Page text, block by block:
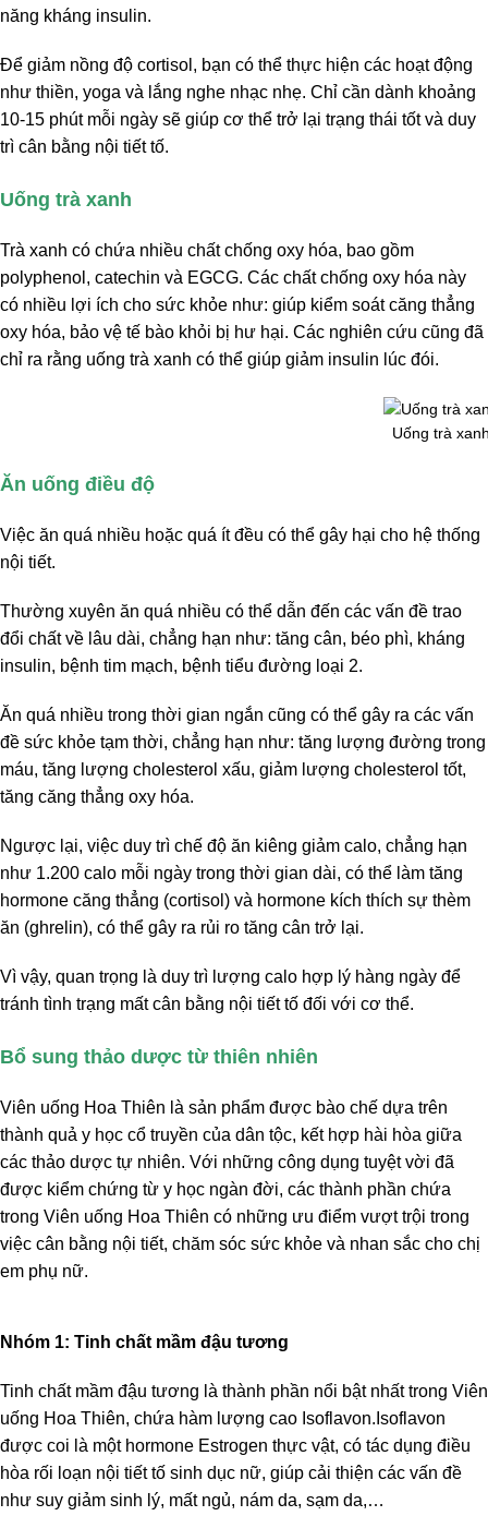
năng kháng insulin.
Để giảm nồng độ cortisol, bạn có thể thực hiện các hoạt động
như thiền, yoga và lắng nghe nhạc nhẹ. Chỉ cần dành khoảng
10-15 phút mỗi ngày sẽ giúp cơ thể trở lại trạng thái tốt và duy
trì cân bằng nội tiết tố.
Uống trà xanh
Trà xanh có chứa nhiều chất chống oxy hóa, bao gồm
polyphenol, catechin và EGCG. Các chất chống oxy hóa này
có nhiều lợi ích cho sức khỏe như: giúp kiểm soát căng thẳng
oxy hóa, bảo vệ tế bào khỏi bị hư hại. Các nghiên cứu cũng đã
chỉ ra rằng uống trà xanh có thể giúp giảm insulin lúc đói.
Uống trà
Ăn uống điều độ
Việc ăn quá nhiều hoặc quá ít đều có thể gây hại cho hệ thống
nội tiết.
Thường xuyên ăn quá nhiều có thể dẫn đến các vấn đề trao
đổi chất về lâu dài, chẳng hạn như: tăng cân, béo phì, kháng
insulin, bệnh tim mạch, bệnh tiểu đường loại 2.
Ăn quá nhiều trong thời gian ngắn cũng có thể gây ra các vấn
đề sức khỏe tạm thời, chẳng hạn như: tăng lượng đường trong
máu, tăng lượng cholesterol xấu, giảm lượng cholesterol tốt,
tăng căng thẳng oxy hóa.
Ngược lại, việc duy trì chế độ ăn kiêng giảm calo, chẳng hạn
như 1.200 calo mỗi ngày trong thời gian dài, có thể làm tăng
hormone căng thẳng (cortisol) và hormone kích thích sự thèm
ăn (ghrelin), có thể gây ra rủi ro tăng cân trở lại.
Vì vậy, quan trọng là duy trì lượng calo hợp lý hàng ngày để
tránh tình trạng mất cân bằng nội tiết tố đối với cơ thể.
Bổ sung thảo dược từ thiên nhiên
Viên uống Hoa Thiên là sản phẩm được bào chế dựa trên
thành quả y học cổ truyền của dân tộc, kết hợp hài hòa giữa
các thảo dược tự nhiên. Với những công dụng tuyệt vời đã
được kiểm chứng từ y học ngàn đời, các thành phần chứa
trong Viên uống Hoa Thiên có những ưu điểm vượt trội trong
việc cân bằng nội tiết, chăm sóc sức khỏe và nhan sắc cho chị
em phụ nữ.
Nhóm 1: Tinh chất mầm đậu tương
Tinh chất mầm đậu tương là thành phần nổi bật nhất trong Viên
uống Hoa Thiên, chứa hàm lượng cao Isoflavon.Isoflavon
được coi là một hormone Estrogen thực vật, có tác dụng điều
hòa rối loạn nội tiết tố sinh dục nữ, giúp cải thiện các vấn đề
như suy giảm sinh lý, mất ngủ, nám da, sạm da,…